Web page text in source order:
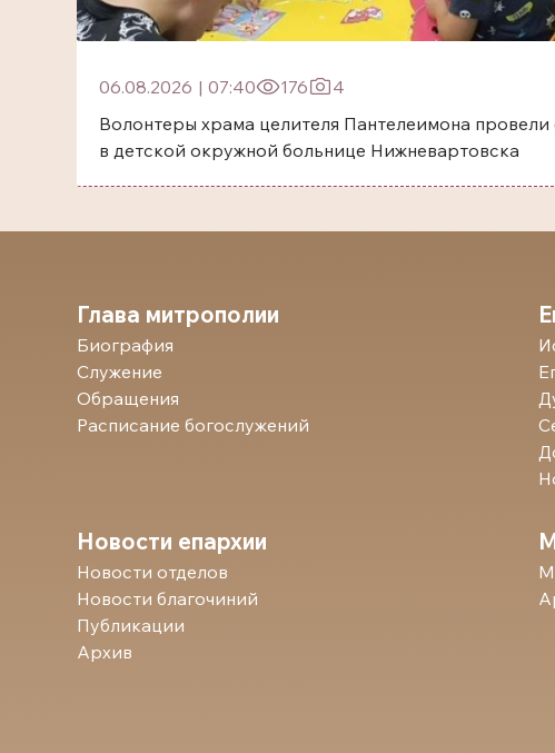
06.08.2026 | 07:40 176
4
Волонтеры храма целителя Пантелеимона провели
в детской окружной больнице Нижневартовска
Глава митрополии
Биография
Служение
Обращения
Расписание богослужений
Новости епархии
Новости отделов
Новости благочиний
Публикации
Архив